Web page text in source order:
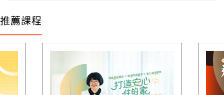
推薦課程